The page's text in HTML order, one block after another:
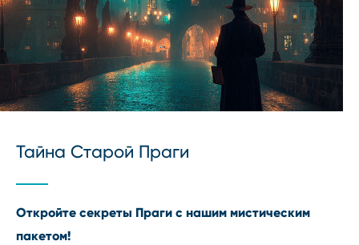
Тайна Старой Праги
Откройте секреты Праги с нашим мистическим
пакетом!